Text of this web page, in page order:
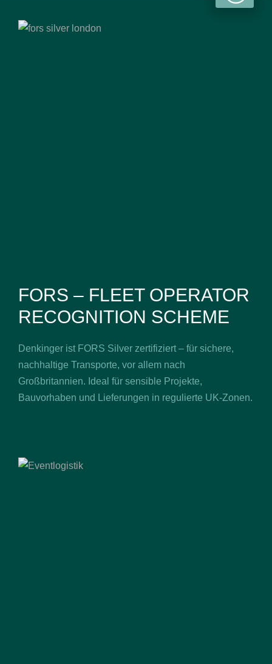
FORS – FLEET OPERATOR
RECOGNITION SCHEME
Denkinger ist FORS Silver zertifiziert – für sichere,
nachhaltige Transporte, vor allem nach
Großbritannien. Ideal für sensible Projekte,
Bauvorhaben und Lieferungen in regulierte UK-Zonen.